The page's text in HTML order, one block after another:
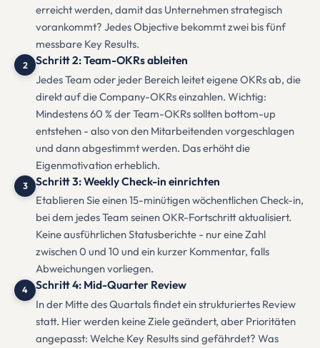
erreicht werden, damit das Unternehmen strategisch
vorankommt? Jedes Objective bekommt zwei bis fünf
messbare Key Results.
2 Schritt 2: Team-OKRs ableiten
Jedes Team oder jeder Bereich leitet eigene OKRs ab, die
direkt auf die Company-OKRs einzahlen. Wichtig:
Mindestens 60 % der Team-OKRs sollten bottom-up
entstehen - also von den Mitarbeitenden vorgeschlagen
und dann abgestimmt werden. Das erhöht die
Eigenmotivation erheblich.
3 Schritt 3: Weekly Check-in einrichten
Etablieren Sie einen 15-minütigen wöchentlichen Check-in,
bei dem jedes Team seinen OKR-Fortschritt aktualisiert.
Keine ausführlichen Statusberichte - nur eine Zahl
zwischen 0 und 10 und ein kurzer Kommentar, falls
Abweichungen vorliegen.
4 Schritt 4: Mid-Quarter Review
In der Mitte des Quartals findet ein strukturiertes Review
statt. Hier werden keine Ziele geändert, aber Prioritäten
angepasst: Welche Key Results sind gefährdet? Was